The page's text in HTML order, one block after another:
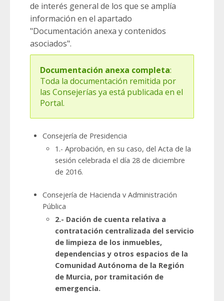
de interés general de los que se amplía
información en el apartado
"Documentación anexa y contenidos
asociados".
Documentación anexa completa:
Toda la documentación remitida por
las Consejerías ya está publicada en el
Portal.
Consejería de Presidencia
1.- Aprobación, en su caso, del Acta de la
sesión celebrada el día 28 de diciembre
de 2016.
Consejería de Hacienda v Administración
Pública
2.- Dación de cuenta relativa a
contratación centralizada del servicio
de limpieza de los inmuebles,
dependencias y otros espacios de la
Comunidad Autónoma de la Región
de Murcia, por tramitación de
emergencia.